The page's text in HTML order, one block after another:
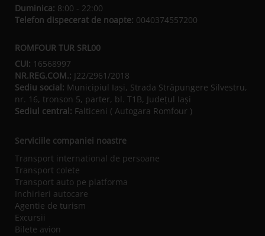
Duminica: 8:00 - 22:00
Telefon dispecerat de noapte: 0040374557200
ROMFOUR TUR SRL00
CUI: 16568997
NR.REG.COM.: J22/2961/2018
Sediu social: Municipiul Iaşi, Strada Străpungere Silvestru,
nr. 16, tronson 5, parter, bl. T1B, Județul Iaşi
Sediul central: Falticeni ( Autogara Romfour )
Serviciile companiei noastre
Transport international de persoane
Transport colete
Transport auto pe platforma
Inchirieri autocare
Agentie de turism
Excursii
Bilete avion